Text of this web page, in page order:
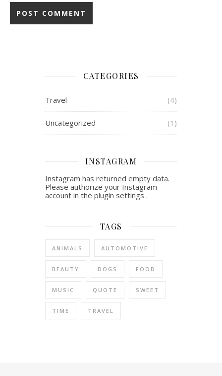
CATEGORIES
Travel (4)
Uncategorized (1)
INSTAGRAM
Instagram has returned empty data.
Please authorize your Instagram
account in theplugin settings .
TAGS
ANIMALS AUTOMOTIVE
BEAUTY DOGS FOOD
MUSIC QUOTE SWEET
TIME TRAVEL